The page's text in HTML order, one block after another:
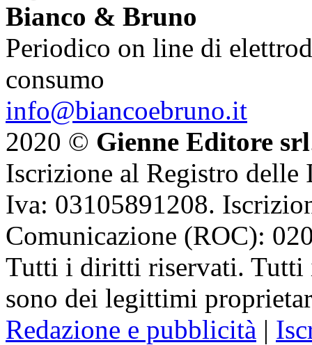
Bianco & Bruno
Periodico on line di
consumo
info@biancoebruno.it
2020 © Gienne Editore srl
Iscrizione al Registro delle
Iva: 03105891208.
Comunicazione (ROC):
Tutti i diritti riservati. Tutti
sono dei legittimi
Redazione e pubblicità |